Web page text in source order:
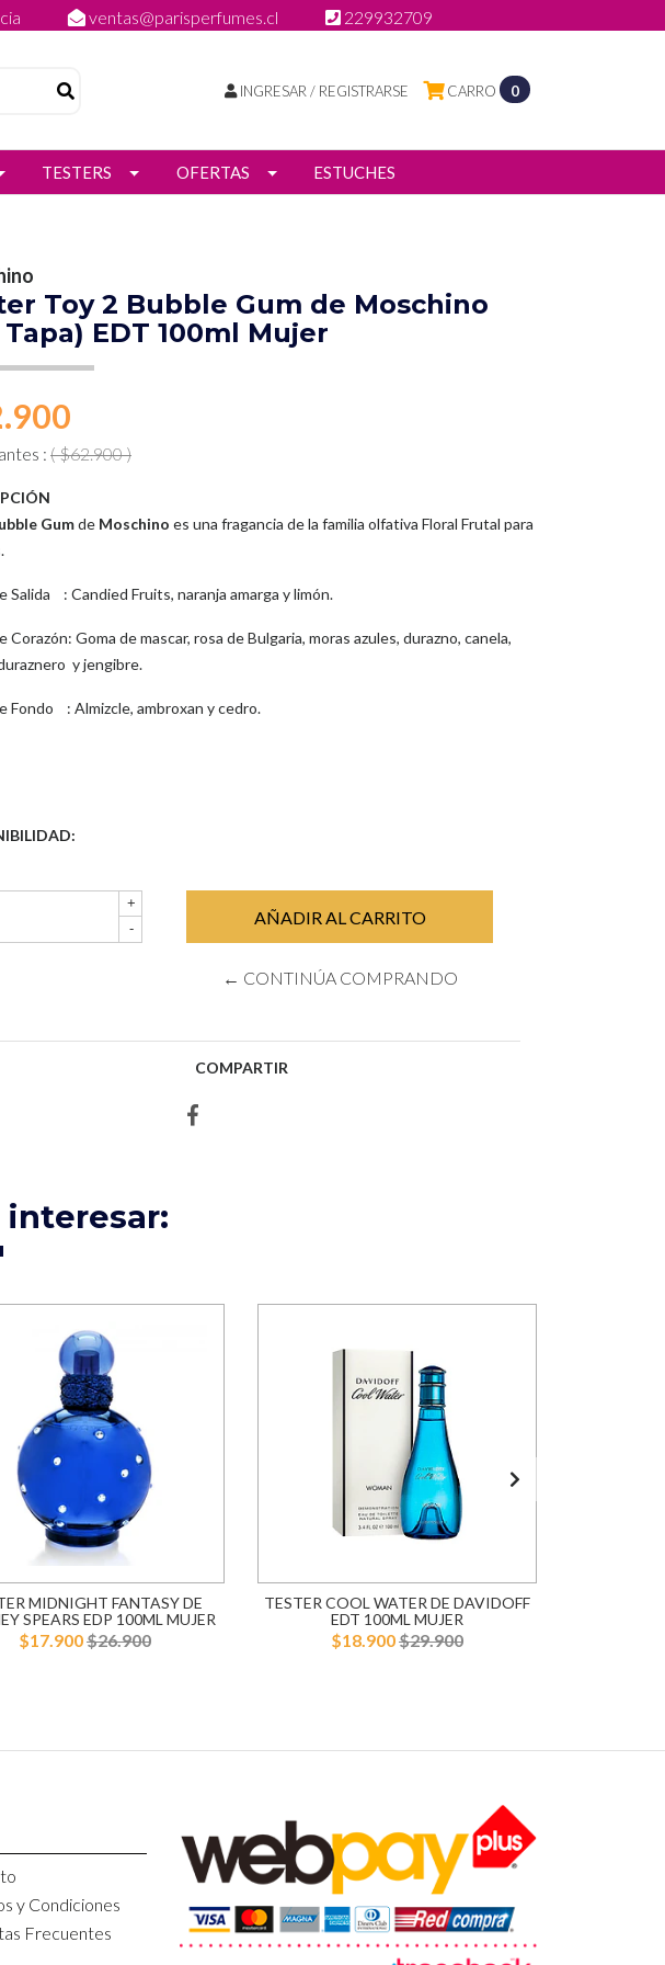
ventas@parisperfumes.cl 229932709
CARRO 0
INGRESAR / REGISTRARSE
TESTERS OFERTAS ESTUCHES
Toy 2 Bubble Gum de Moschino
Tapa) EDT 100ml Mujer
: ( $62.900 )
Gumde Moschino es una fragancia de la familia olfativa Floral Frutal para
Salida : Candied Fruits, naranja amarga y limón.
Corazón: Goma de mascar, rosa de Bulgaria, moras azules, durazno, canela,
y jengibre.
Fondo : Almizcle, ambroxan y cedro.
+
-
← CONTINÚA COMPRANDO
COMPARTIR
MIDNIGHT FANTASY DE
SPEARS EDP 100ML MUJER
$17.900$26.900
TESTER COOL WATER DE DAVIDOFF
EDT 100ML MUJER
$18.900$29.900
y Condiciones
Frecuentes